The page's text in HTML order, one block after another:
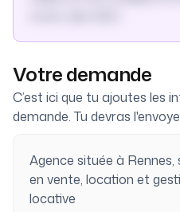
Votre demande
C’est ici que tu ajoutes les
demande. Tu devras
Agence située à Rennes,
en vente, location et
locative